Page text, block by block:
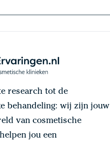
research tot de
behandeling: wij zijn jouw
van cosmetische
jou een